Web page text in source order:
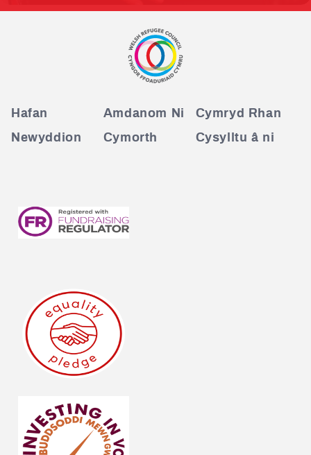
Hafan Amdanom Ni
Cymryd Rhan
Newyddion
Cymorth Cysylltu â ni